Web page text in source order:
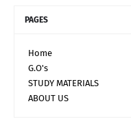
PAGES
Home
G.O's
STUDY MATERIALS
ABOUT US